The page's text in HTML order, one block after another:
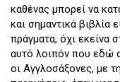
καθένας μπορεί να
και σημαντικά βιβλία
πράγματα, όχι εκείνα
αυτό λοιπόν που εδώ
οι Αγγλοσάξονες, με